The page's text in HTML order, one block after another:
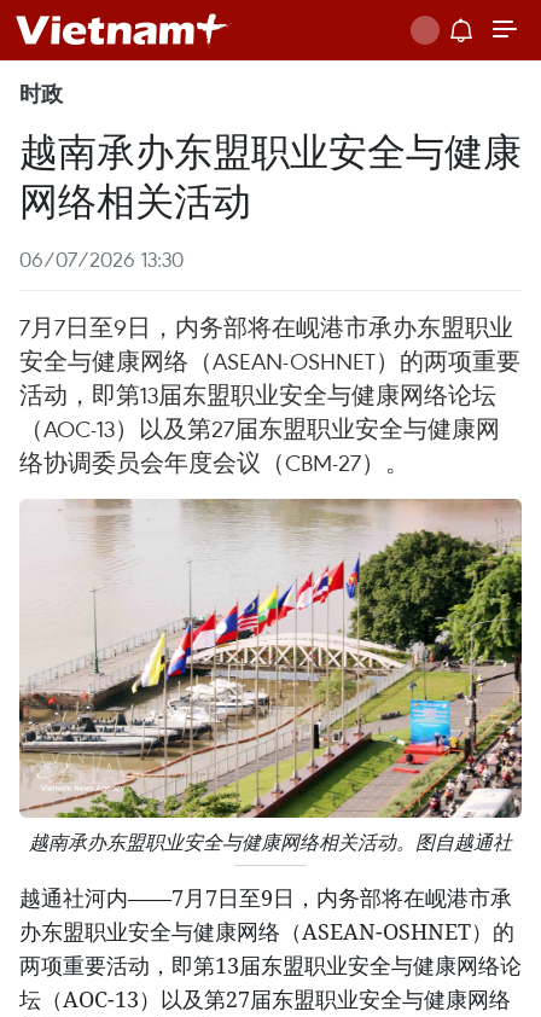
时政
越南承办东盟职业安全与健康
网络相关活动
06/07/2026 13:30
7月7日至9日，内务部将在岘港市承办东盟职业
安全与健康网络（ASEAN-OSHNET）的两项重要
活动，即第13届东盟职业安全与健康网络论坛
（AOC-13）以及第27届东盟职业安全与健康网
络协调委员会年度会议（CBM-27）。
越南承办东盟职业安全与健康网络相关活动。图自越通社
越通社河内——7月7日至9日，内务部将在岘港市承
办东盟职业安全与健康网络（ASEAN-OSHNET）的
两项重要活动，即第13届东盟职业安全与健康网络论
坛（AOC-13）以及第27届东盟职业安全与健康网络